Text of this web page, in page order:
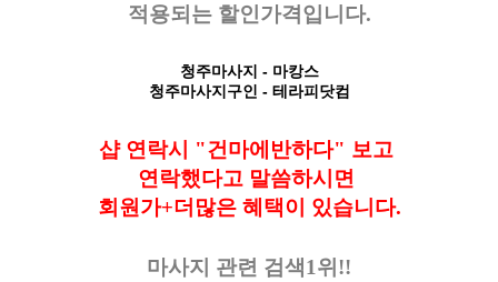
적용되는 할인가격입니다.
청주마사지 - 마캉스
청주마사지구인 - 테라피닷컴
샵 연락시 "건마에반하다" 보고
연락했다고 말씀하시면
회원가+더많은 혜택이 있습니다.
마사지 관련 검색1위!!